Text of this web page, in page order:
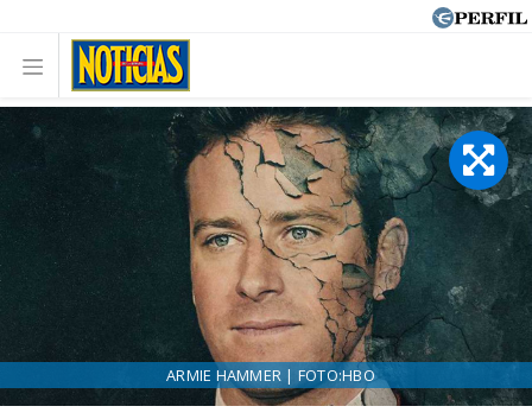
ARMIE HAMMER | FOTO:HBO